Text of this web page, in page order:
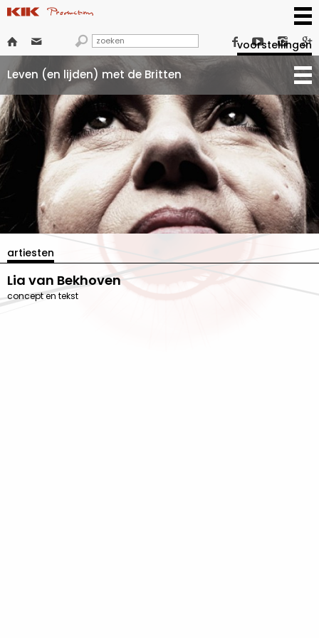
      
voorstellingen
Leven (en lijden) met de Britten
artiesten
Lia van Bekhoven
concept en tekst